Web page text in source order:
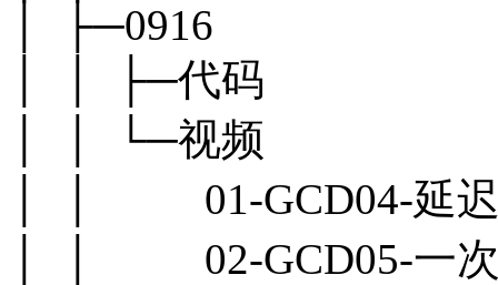
│ ├─0916
│ │ ├─代码
│ │ └─视频
│ │ 01-GCD04-延迟
│ │ 02-GCD05-一次